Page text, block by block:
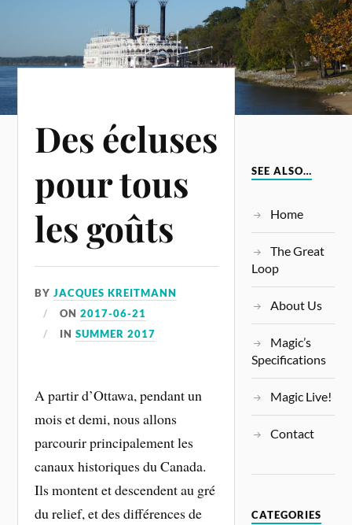
Des écluses
pour tous
les goûts
BYJACQUES KREITMANN
ON2017-06-21
INSUMMER 2017
A partir d’Ottawa, pendant un
mois et demi, nous allons
parcourir principalement les
canaux historiques du Canada.
Ils montent et descendent au gré
du relief, et des différences de
SEE ALSO…
Home
The Great
Loop
About Us
Magic’s
Specifications
Magic Live!
Contact
CATEGORIES